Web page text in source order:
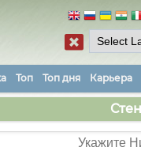
Топ Топ дня Карьера